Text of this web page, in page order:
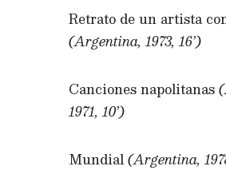
Retrato de un artista
(Argentina, 1973, 16’)
Canciones napolitanas
1971, 10’)
Mundial(Argentina,